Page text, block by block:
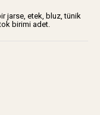
jarse, etek, bluz, tünik
birimi adet.